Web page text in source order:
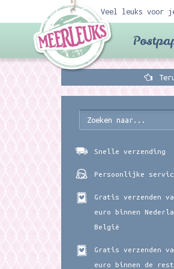
Veel leuks voor
Snelle verzending
Persoonlijke
Gratis verzenden
euro binnen
België
Gratis verzenden
euro binnen de